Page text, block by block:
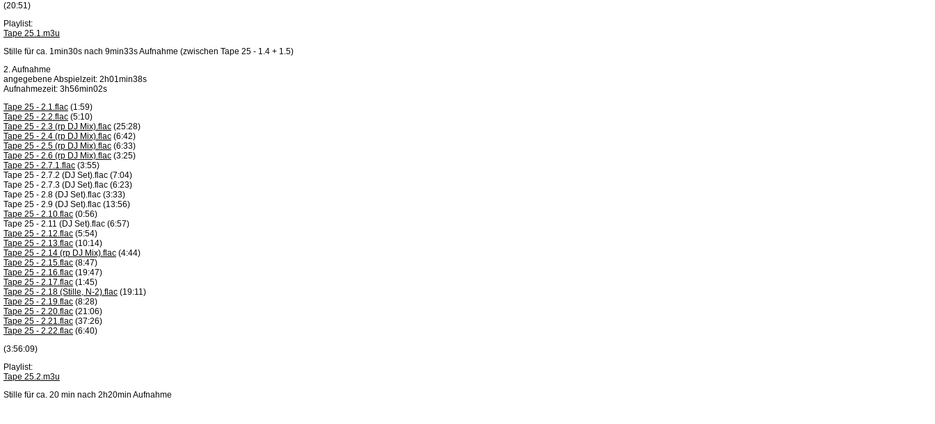
(20:51)
Playlist:
Tape 25.1.m3u
Stille für ca. 1min30s nach 9min33s Aufnahme (zwischen Tape 25 - 1.4 + 1.5)
2. Aufnahme
angegebene Abspielzeit: 2h01min38s
Aufnahmezeit: 3h56min02s
Tape 25 - 2.1.flac (1:59)
Tape 25 - 2.2.flac (5:10)
Tape 25 - 2.3 (rp DJ Mix).flac (25:28)
Tape 25 - 2.4 (rp DJ Mix).flac (6:42)
Tape 25 - 2.5 (rp DJ Mix).flac (6:33)
Tape 25 - 2.6 (rp DJ Mix).flac (3:25)
Tape 25 - 2.7.1.flac (3:55)
Tape 25 - 2.7.2 (DJ Set).flac (7:04)
Tape 25 - 2.7.3 (DJ Set).flac (6:23)
Tape 25 - 2.8 (DJ Set).flac (3:33)
Tape 25 - 2.9 (DJ Set).flac (13:56)
Tape 25 - 2.10.flac (0:56)
Tape 25 - 2.11 (DJ Set).flac (6:57)
Tape 25 - 2.12.flac (5:54)
Tape 25 - 2.13.flac (10:14)
Tape 25 - 2.14 (rp DJ Mix).flac (4:44)
Tape 25 - 2.15.flac (8:47)
Tape 25 - 2.16.flac (19:47)
Tape 25 - 2.17.flac (1:45)
Tape 25 - 2.18 (Stille, N-2).flac (19:11)
Tape 25 - 2.19.flac (8:28)
Tape 25 - 2.20.flac (21:06)
Tape 25 - 2.21.flac (37:26)
Tape 25 - 2.22.flac (6:40)
(3:56:09)
Playlist:
Tape 25.2.m3u
Stille für ca. 20 min nach 2h20min Aufnahme